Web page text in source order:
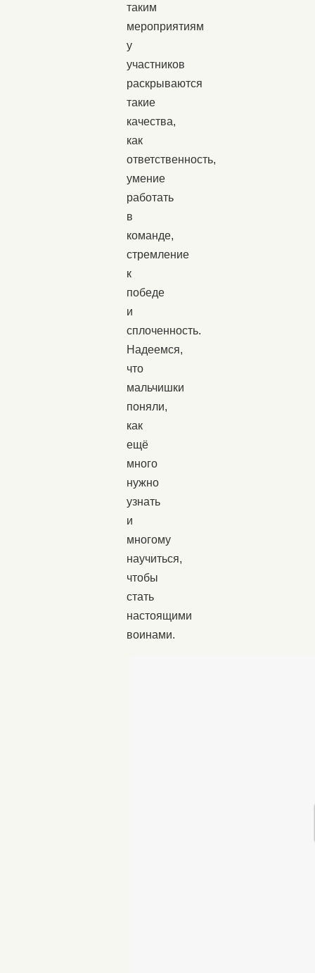
таким
мероприятиям
у
участников
раскрываются
такие
качества,
как
ответственность,
умение
работать
в
команде,
стремление
к
победе
и
сплоченность.
Надеемся,
что
мальчишки
поняли,
как
ещё
много
нужно
узнать
и
многому
научиться,
чтобы
стать
настоящими
воинами.